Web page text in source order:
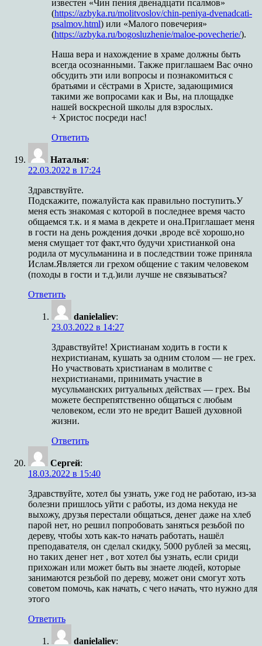
известен «Чин пения двенадцати псалмов»
(https://azbyka.ru/molitvoslov/chin-peniya-dvenadcati-
psalmov.html) или «Малого повечерия»
(https://azbyka.ru/bogosluzhenie/maloe-povecherie/).
Наша вера и нахождение в храме должны быть
всегда осознанными. Также приглашаем Вас очно
обсудить эти или вопросы и познакомиться с
братьями и сёстрами в Христе, задающимися
такими же вопросами как и Вы, на площадке
нашей воскресной школы для взрослых.
+ Христос посреди нас!
Ответить
Наталья:
22.03.2022 в 17:24
Здравствуйте.
Подскажите, пожалуйста как правильно поступить.У
меня есть знакомая с которой в последнее время часто
общаемся т.к. и я мама в декрете и она.Приглашает меня
в гости на день рождения дочки ,вроде всё хорошо,но
меня смущает тот факт,что будучи христианкой она
родила от мусульманина и в последствии тоже приняла
Ислам.Является ли грехом общение с таким человеком
(походы в гости и т.д.)или лучше не связываться?
Ответить
danielaliev:
23.03.2022 в 14:27
Здравствуйте! Христианам ходить в гости к
нехристианам, кушать за одним столом — не грех.
Но участвовать христианам в молитве с
нехристианами, принимать участие в
мусульманских ритуальных действах — грех. Вы
можете беспрепятственно общаться с любым
человеком, если это не вредит Вашей духовной
жизни.
Ответить
Сергей:
18.03.2022 в 15:40
Здравствуйте, хотел бы узнать, уже год не работаю, из-за
болезни пришлось уйти с работы, из дома некуда не
выхожу, друзья перестали общаться, денег даже на хлеб
парой нет, но решил попробовать заняться резьбой по
дереву, чтобы хоть как-то начать работать, нашёл
преподавателя, он сделал скидку, 5000 рублей за месяц,
но таких денег нет , вот хотел бы узнать, если сриди
прихожан или может быть вы знаете людей, которые
занимаются резьбой по дереву, может они смогут хоть
советом помочь, как начать, с чего начать, что нужно для
этого
Ответить
danielaliev: